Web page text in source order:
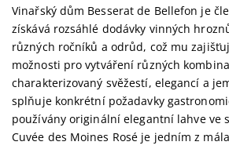
Vinařský dům Besserat de Bellefon je
získává rozsáhlé dodávky vinných
různých ročníků a odrůd, což mu
možnosti pro vytváření různých
charakterizovaný svěžestí, elegancí a
splňuje konkrétní požadavky
používány originální elegantní lahve ve
Cuvée des Moines Rosé je jedním z